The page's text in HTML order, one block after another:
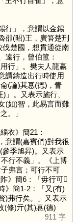
」，意謂以金錫
卲(昭)王，廣笞楚刑
伐楚國，想貫通從南
遠行，曾伯簠：
行」。樊夫人龍嬴
謂鑄造出行時使用
(論)其惪(德)，眚
」。又表示施行、
(如)智，此易言而難
。」
衣》簡21：
意謂(嘉賓們)對我很
季旭昇)。又表示
行不義」。《上博
弗言；可行不可
》簡6：「毋行可𢘓
》簡1-2：「又(有)
)弗行矣。」又表示
(修)亓(其)惪(德)
911 字